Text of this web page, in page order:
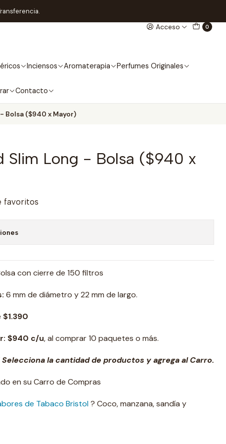
Acceso 0
Inciensos Aromaterapia Perfumes Originales
Contacto
Bolsa ($940 x Mayor)
Slim Long - Bolsa ($940 x
favoritos
con cierre de 150 filtros
6 mm de diámetro y 22 mm de largo.
$1.390
$940 c/u, al comprar 10 paquetes o más.
la cantidad de productos y agrega al Carro.
en su Carro de Compras
de Tabaco Bristol? Coco, manzana, sandía y